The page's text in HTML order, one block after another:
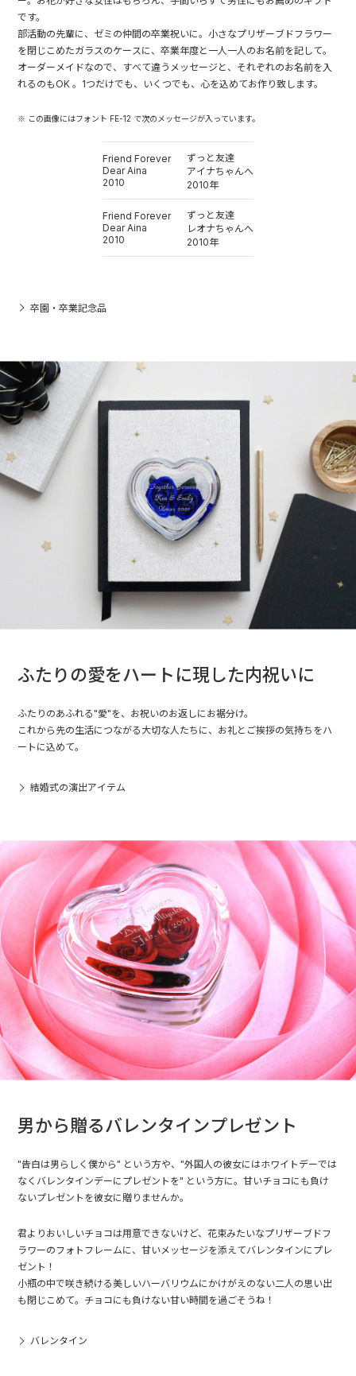
です。
部活動の先輩に、ゼミの仲間の卒業祝いに。小さなプリザーブドフラワー
を閉じこめたガラスのケースに、卒業年度と一人一人のお名前を記して。
オーダーメイドなので、すべて違うメッセージと、それぞれのお名前を入
れるのもOK 。1つだけでも、いくつでも、心を込めてお作り致します。
※ この画像にはフォント FE-12 で次のメッセージが入っています。
Friend Forever
Dear Aina
2010
ずっと友達
アイナちゃんへ
2010年
Friend Forever
Dear Aina
2010
ずっと友達
レオナちゃんへ
2010年
卒園・卒業記念品
ふたりの愛をハートに現した内祝いに
ふたりのあふれる"愛"を、お祝いのお返しにお裾分け。
これから先の生活につながる大切な人たちに、お礼とご挨拶の気持ちをハ
ートに込めて。
結婚式の演出アイテム
男から贈るバレンタインプレゼント
"告白は男らしく僕から" という方や、"外国人の彼女にはホワイトデーでは
なくバレンタインデーにプレゼントを" という方に。甘いチョコにも負け
ないプレゼントを彼女に贈りませんか。
君よりおいしいチョコは用意できないけど、花束みたいなプリザーブドフ
ラワーのフォトフレームに、甘いメッセージを添えてバレンタインにプレ
ゼント！
小瓶の中で咲き続ける美しいハーバリウムにかけがえのない二人の思い出
も閉じこめて。チョコにも負けない甘い時間を過ごそうね！
バレンタイン